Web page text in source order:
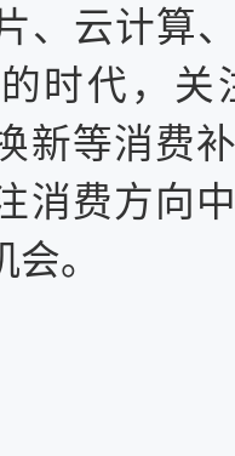
、云计算
时代， 关
新等消费
消费方向
。